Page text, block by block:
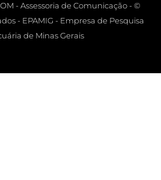
- Assessoria de Comunicação - ©
- EPAMIG - Empresa de Pesquisa
de Minas Gerais